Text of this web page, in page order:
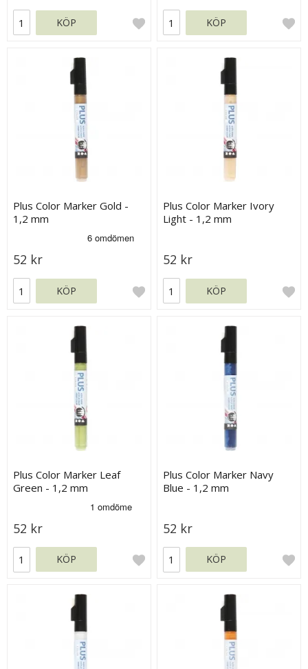
KÖP KÖP
Plus Color Marker Gold -
1,2 mm
52 kr
KÖP
Plus Color Marker Ivory
Light - 1,2 mm
52 kr
KÖP
Plus Color Marker Leaf
Green - 1,2 mm
52 kr
KÖP
Plus Color Marker Navy
Blue - 1,2 mm
52 kr
KÖP